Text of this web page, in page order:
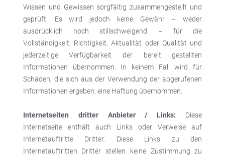
Wissen und Gewissen sorgfältig zusammengestellt und
geprüft. Es wird jedoch keine Gewähr – weder
ausdrücklich noch stillschweigend – für die
Vollständigkeit, Richtigkeit, Aktualität oder Qualität und
jederzeitige Verfügbarkeit der bereit gestellten
Informationen übernommen. In keinem Fall wird für
Schäden, die sich aus der Verwendung der abgerufenen
Informationen ergeben, eine Haftung übernommen.
Internetseiten dritter Anbieter / Links: Diese
Internetseite enthält auch Links oder Verweise auf
Internetauftritte Dritter. Diese Links zu den
Internetauftritten Dritter stellen keine Zustimmung zu